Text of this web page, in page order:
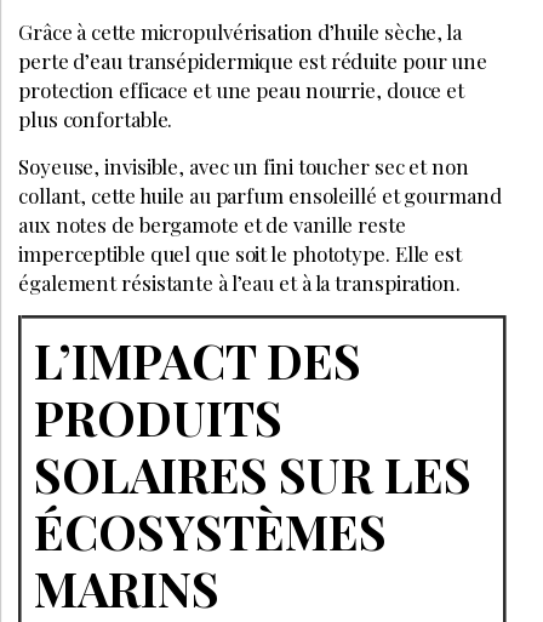
Grâce à cette micropulvérisation d’huile sèche, la
perte d’eau transépidermique est réduite pour une
protection efficace et une peau nourrie, douce et
plus confortable.
Soyeuse, invisible, avec un fini toucher sec et non
collant, cette huile au parfum ensoleillé et gourmand
aux notes de bergamote et de vanille reste
imperceptible quel que soit le phototype. Elle est
également résistante à l’eau et à la transpiration.
L’IMPACT DES
PRODUITS
SOLAIRES SUR LES
ÉCOSYSTÈMES
MARINS